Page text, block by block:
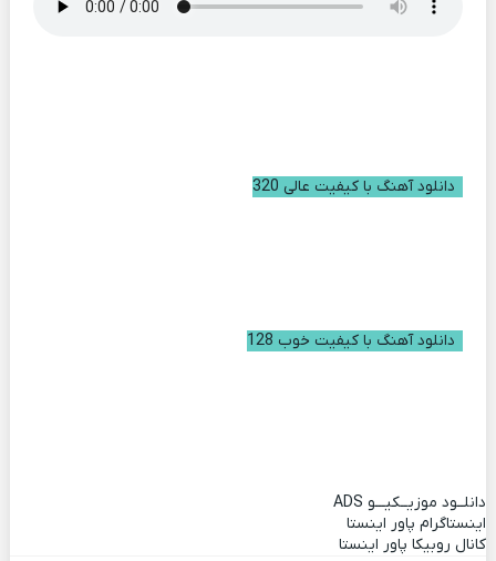
دانلود آهنگ با کیفیت عالی 320
دانلود آهنگ با کیفیت خوب 128
دانلــود موزیــکیـــو ADS
اینستاگرام پاور اینستا
کانال روبیکا پاور اینستا